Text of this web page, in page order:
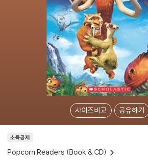
사이즈비교 공유하기
소득공제
Popcorn Readers (Book & CD)